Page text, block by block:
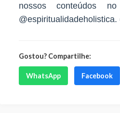
nossos conteúdos
@espiritualidadeholistica.
Gostou? Compartilhe:
WhatsApp Facebook